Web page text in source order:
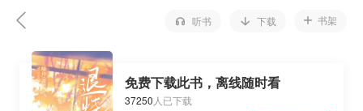
听书 下载 书架
免费下载此书，离线随时看
37250 人已下载